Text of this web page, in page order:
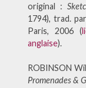
original :
1794), trad.
Paris, 2006 (
anglaise).
ROBINSON
Promenades &